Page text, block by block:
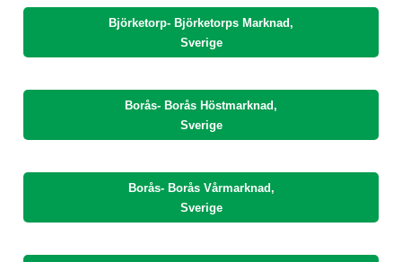
Björketorp- Björketorps Marknad,
Sverige
Borås- Borås Höstmarknad,
Sverige
Borås- Borås Vårmarknad,
Sverige